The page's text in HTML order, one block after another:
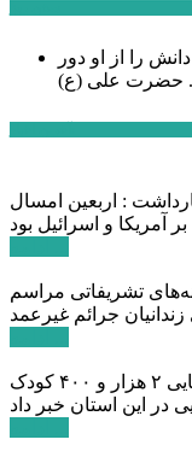
را از او دور
حضرت علی (ع)
: اربعین امسال
تشریفاتی مراسم
جرائم غیرعمد
مدیر کل بهزیستی استان البرز از شناسایی ۲ هزار و ۴۰۰ کودک